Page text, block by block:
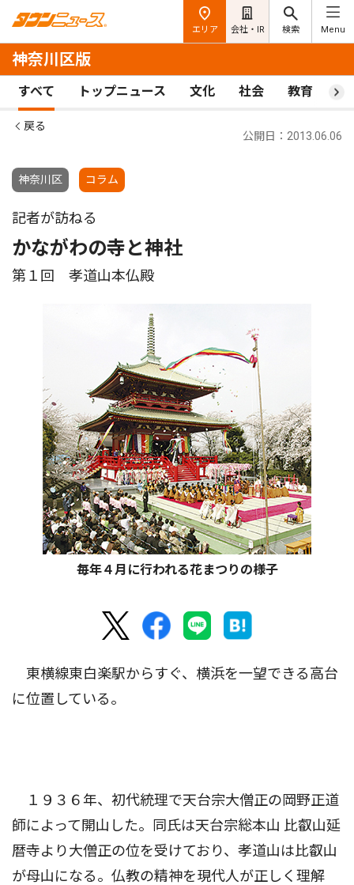
エリア 会社・IR 検索 Menu
神奈川区版
すべて トップニュース 文化 社会 教育 ス
戻る
神奈川区 コラム
公開日：2013.06.06
記者が訪ねる
かながわの寺と神社
第１回 孝道山本仏殿
毎年４月に行われる花まつりの様子
東横線東白楽駅からすぐ、横浜を一望できる高台
に位置している。
１９３６年、初代統理で天台宗大僧正の岡野正道
師によって開山した。同氏は天台宗総本山 比叡山延
暦寺より大僧正の位を受けており、孝道山は比叡山
が母山になる。仏教の精神を現代人が正しく理解